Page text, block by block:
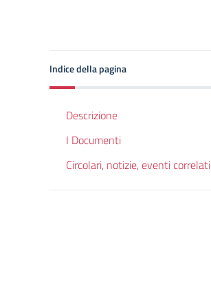
Indice della pagina
Descrizione
I Documenti
Circolari, notizie, eventi correlati